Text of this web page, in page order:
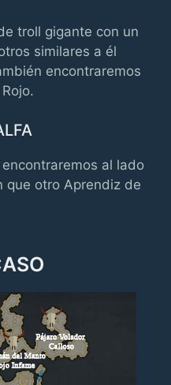
troll gigante con un
similares a él
encontraremos
al lado
que otro Aprendiz de